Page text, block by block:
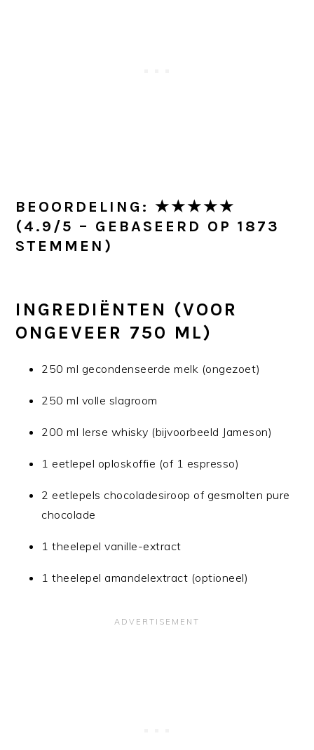
BEOORDELING: ★★★★★
(4.9/5 – GEBASEERD OP 1873
STEMMEN)
INGREDIËNTEN (VOOR
ONGEVEER 750 ML)
250 ml gecondenseerde melk (ongezoet)
250 ml volle slagroom
200 ml Ierse whisky (bijvoorbeeld Jameson)
1 eetlepel oploskoffie (of 1 espresso)
2 eetlepels chocoladesiroop of gesmolten pure
chocolade
1 theelepel vanille-extract
1 theelepel amandelextract (optioneel)